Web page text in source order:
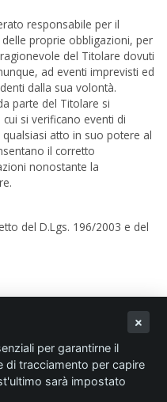
responsabile per il
proprie obbligazioni, per
del Titolare dovuti
ad eventi imprevisti ed
dalla sua volontà.
parte del Titolare si
si verificano eventi di
atto in suo potere al
il corretto
nonostante la
del D.Lgs. 196/2003 e del
per garantirne il
di tracciamento per capire
sarà impostato